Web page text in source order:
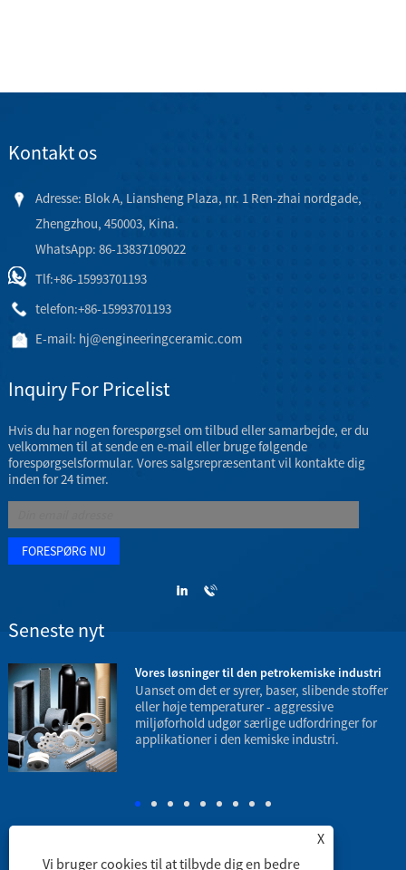
Kontakt os
Adresse: Blok A, Liansheng Plaza, nr. 1 Ren-zhai nordgade,
Zhengzhou, 450003, Kina.
WhatsApp: 86-13837109022
Tlf:+86-15993701193
telefon:+86-15993701193
E-mail: hj@engineeringceramic.com
Inquiry For Pricelist
Hvis du har nogen forespørgsel om tilbud eller samarbejde, er du
velkommen til at sende en e-mail eller bruge følgende
forespørgselsformular. Vores salgsrepræsentant vil kontakte dig
inden for 24 timer.
Seneste nyt
Vores løsninger til den petrokemiske industri
Uanset om det er syrer, baser, slibende stoffer
eller høje temperaturer - aggressive
miljøforhold udgør særlige udfordringer for
applikationer i den kemiske industri.
X
Vi bruger cookies til at tilbyde dig en bedre